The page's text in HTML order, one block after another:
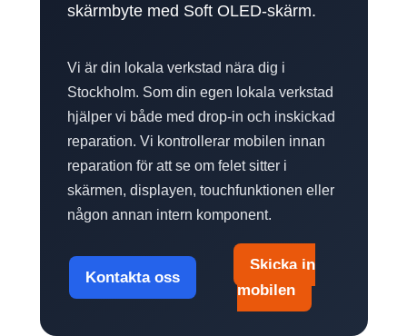
skärmbyte med Soft OLED-skärm.
Vi är din lokala verkstad nära dig i
Stockholm. Som din egen lokala verkstad
hjälper vi både med drop-in och inskickad
reparation. Vi kontrollerar mobilen innan
reparation för att se om felet sitter i
skärmen, displayen, touchfunktionen eller
någon annan intern komponent.
Kontakta oss
Skicka in
mobilen